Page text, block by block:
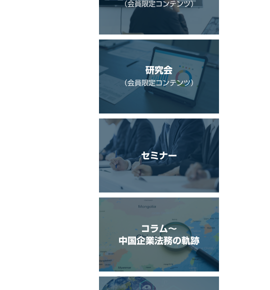
（会員限定コンテンツ）
研究会
（会員限定コンテンツ）
セミナー
コラム〜
中国企業法務の軌跡